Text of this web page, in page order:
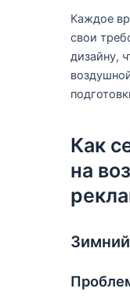
Каждое
свои
дизайну,
Как
на